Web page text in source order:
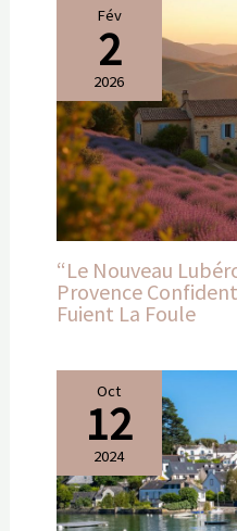
Fév
2
2026
“Le Nouveau
Provence
Fuient La Foule
Oct
12
2024